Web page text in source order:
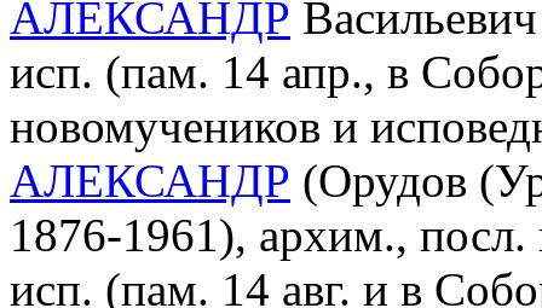
АЛЕКСАНДР
исп. (пам. 14 апр., в
новомучеников и
АЛЕКСАНДР (Орудов
1876-1961), архим.,
исп. (пам. 14 авг. и в